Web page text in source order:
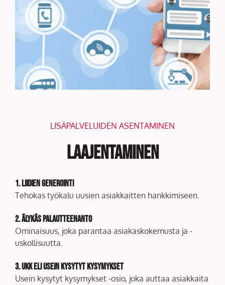
LISÄPALVELUIDEN ASENTAMINEN
Laajentaminen
1. Liidien generointi
Tehokas työkalu uusien asiakkaitten hankkimiseen.
2. Älykäs palautteenanto
Ominaisuus, joka parantaa asiakaskokemusta ja -
uskollisuutta.
3. UKK eli usein kysytyt kysymykset
Usein kysytyt kysymykset -osio, joka auttaa asiakkaita